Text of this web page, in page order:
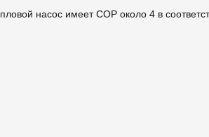
насос имеет COP около 4 в